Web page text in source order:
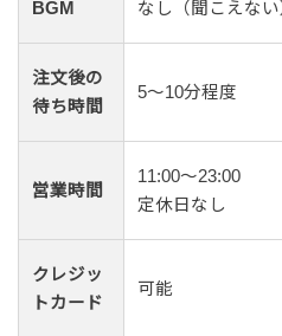
BGM なし（聞こえない
注文後の
待ち時間
5〜10分程度
営業時間
11:00～23:00
定休日なし
クレジッ
トカード
可能